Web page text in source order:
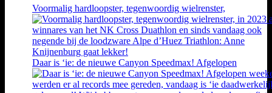
Voormalig hardloopster, tegenwoordig wielrenster,
Daar is ‘ie: de nieuwe Canyon Speedmax! Afgelopen